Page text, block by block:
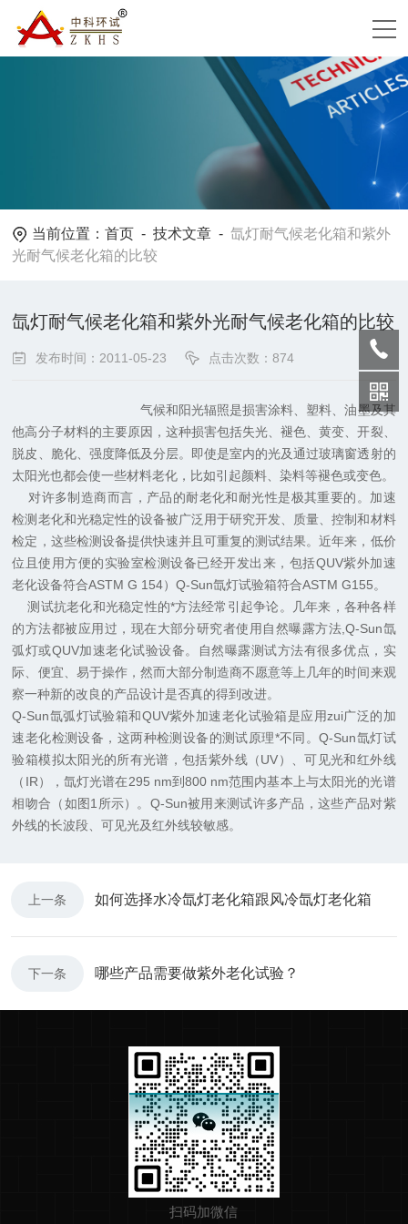
当前位置：首页 -技术文章 -氙灯耐气候老化箱和紫外
光耐气候老化箱的比较
氙灯耐气候老化箱和紫外光耐气候老化箱的比较
发布时间：2011-05-23 点击次数：874
气候和阳光辐照是损害涂料、塑料、油墨及其
他高分子材料的主要原因，这种损害包括失光、褪色、黄变、开裂、
脱皮、脆化、强度降低及分层。即使是室内的光及通过玻璃窗透射的
太阳光也都会使一些材料老化，比如引起颜料、染料等褪色或变色。
对许多制造商而言，产品的耐老化和耐光性是极其重要的。加速
检测老化和光稳定性的设备被广泛用于研究开发、质量、控制和材料
检定，这些检测设备提供快速并且可重复的测试结果。近年来，低价
位且使用方便的实验室检测设备已经开发出来，包括QUV紫外加速
老化设备符合ASTM G 154）Q-Sun氙灯试验箱符合ASTM G155。
测试抗老化和光稳定性的*方法经常引起争论。几年来，各种各样
的方法都被应用过，现在大部分研究者使用自然曝露方法,Q-Sun氙
弧灯或QUV加速老化试验设备。自然曝露测试方法有很多优点，实
际、便宜、易于操作，然而大部分制造商不愿意等上几年的时间来观
察一种新的改良的产品设计是否真的得到改进。
Q-Sun氙弧灯试验箱和QUV紫外加速老化试验箱是应用zui广泛的加
速老化检测设备，这两种检测设备的测试原理*不同。Q-Sun氙灯试
验箱模拟太阳光的所有光谱，包括紫外线（UV）、可见光和红外线
（IR），氙灯光谱在295 nm到800 nm范围内基本上与太阳光的光谱
相吻合（如图1所示）。Q-Sun被用来测试许多产品，这些产品对紫
外线的长波段、可见光及红外线较敏感。
上一条 如何选择水冷氙灯老化箱跟风冷氙灯老化箱
下一条 哪些产品需要做紫外老化试验？
扫码加微信